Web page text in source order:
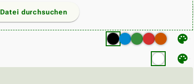
Datei durchsuchen
palette
palette